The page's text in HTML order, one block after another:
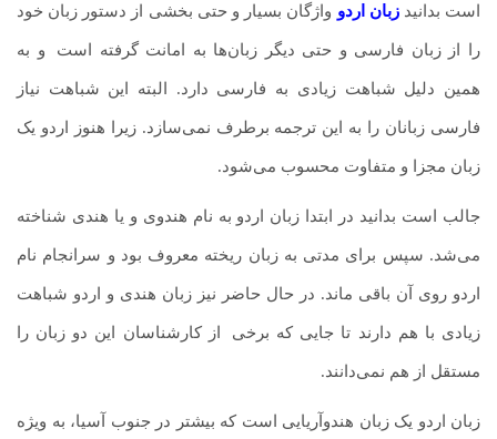
است بدانیدزبان اردو واژگان بسیار و حتی بخشی از دستور زبان خود
را از زبان فارسی و حتی دیگر زبان‌ها به امانت گرفته است و به
همین دلیل شباهت زیادی به فارسی دارد. البته این شباهت نیاز
فارسی زبانان را به این ترجمه برطرف نمی‌سازد. زیرا هنوز اردو یک
زبان مجزا و متفاوت محسوب می‌شود.
جالب است بدانید در ابتدا زبان اردو به نام هندوی و یا هندی شناخته
می‌شد. سپس برای مدتی به زبان ریخته معروف بود و سرانجام نام
اردو روی آن باقی ماند. در حال حاضر نیز زبان هندی و اردو شباهت
زیادی با هم دارند تا جایی که برخی از کارشناسان این دو زبان را
مستقل از هم نمی‌دانند.
زبان اردو یک زبان هندوآریایی است که بیشتر در جنوب آسیا، به ویژه